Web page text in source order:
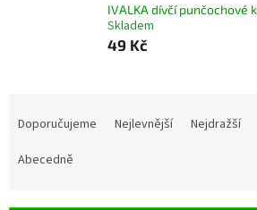
IVALKA dívčí punčochové
Skladem
49 Kč
Doporučujeme Nejlevnější Nejdražší
Abecedně